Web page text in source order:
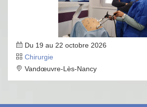
Du 19 au 22 octobre 2026
Chirurgie
Vandœuvre-Lès-Nancy